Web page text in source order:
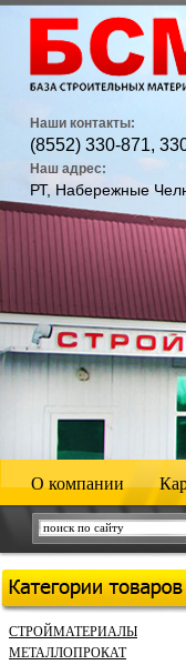
Наши контакты:
(8552) 330-871,
Наш адрес:
РТ, Набережные
О компании
СТРОЙМАТЕРИАЛЫ
МЕТАЛЛОПРОКАТ